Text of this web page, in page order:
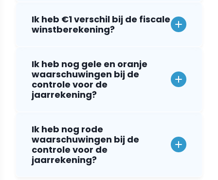
Ik heb €1 verschil bij de fiscale
winstberekening?
Ik heb nog gele en oranje
waarschuwingen bij de
controle voor de
jaarrekening?
Ik heb nog rode
waarschuwingen bij de
controle voor de
jaarrekening?